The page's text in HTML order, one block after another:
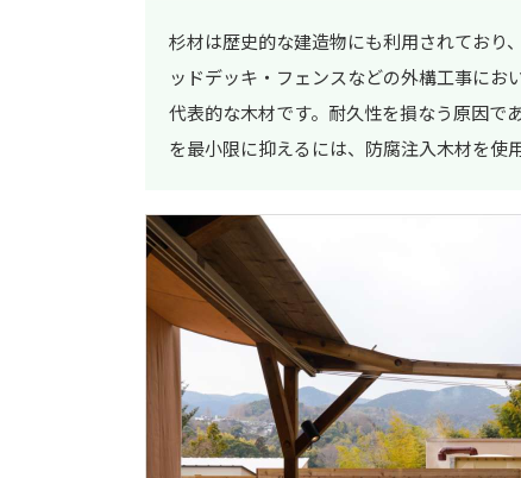
杉材は歴史的な建造物にも利用されており
ッドデッキ・フェンスなどの外構工事にお
代表的な木材です。耐久性を損なう原因で
を最小限に抑えるには、防腐注入木材を使